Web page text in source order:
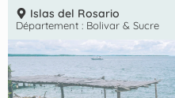
Islas del Rosario
Département : Bolivar & Sucre